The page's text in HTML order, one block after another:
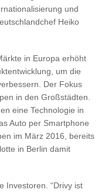
und
Heiko
in Europa erhöht
um die
Der Fokus
in den Großstädten.
eine Technologie in
Auto per Smartphone
im März 2016, bereits
in Berlin damit
Investoren. “Drivy ist